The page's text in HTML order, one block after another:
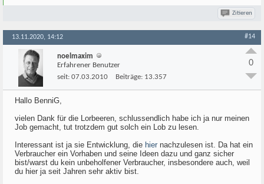
Zitieren
13.11.2020, 14:12 #14
noelmaxim
Erfahrener Benutzer
seit: 07.03.2010 Beiträge: 13.357
0
Hallo BenniG,
vielen Dank für die Lorbeeren, schlussendlich habe ich ja nur meinen
Job gemacht, tut trotzdem gut solch ein Lob zu lesen.
Interessant ist ja sie Entwicklung, die hier nachzulesen ist. Da hat ein
Verbraucher ein Vorhaben und seine Ideen dazu und ganz sicher
bist/warst du kein unbeholfener Verbraucher, insbesondere auch, weil
du hier ja seit Jahren sehr aktiv bist.